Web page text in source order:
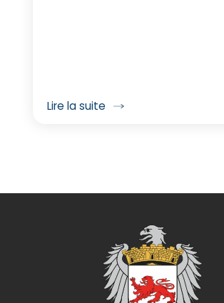
Lire la suite